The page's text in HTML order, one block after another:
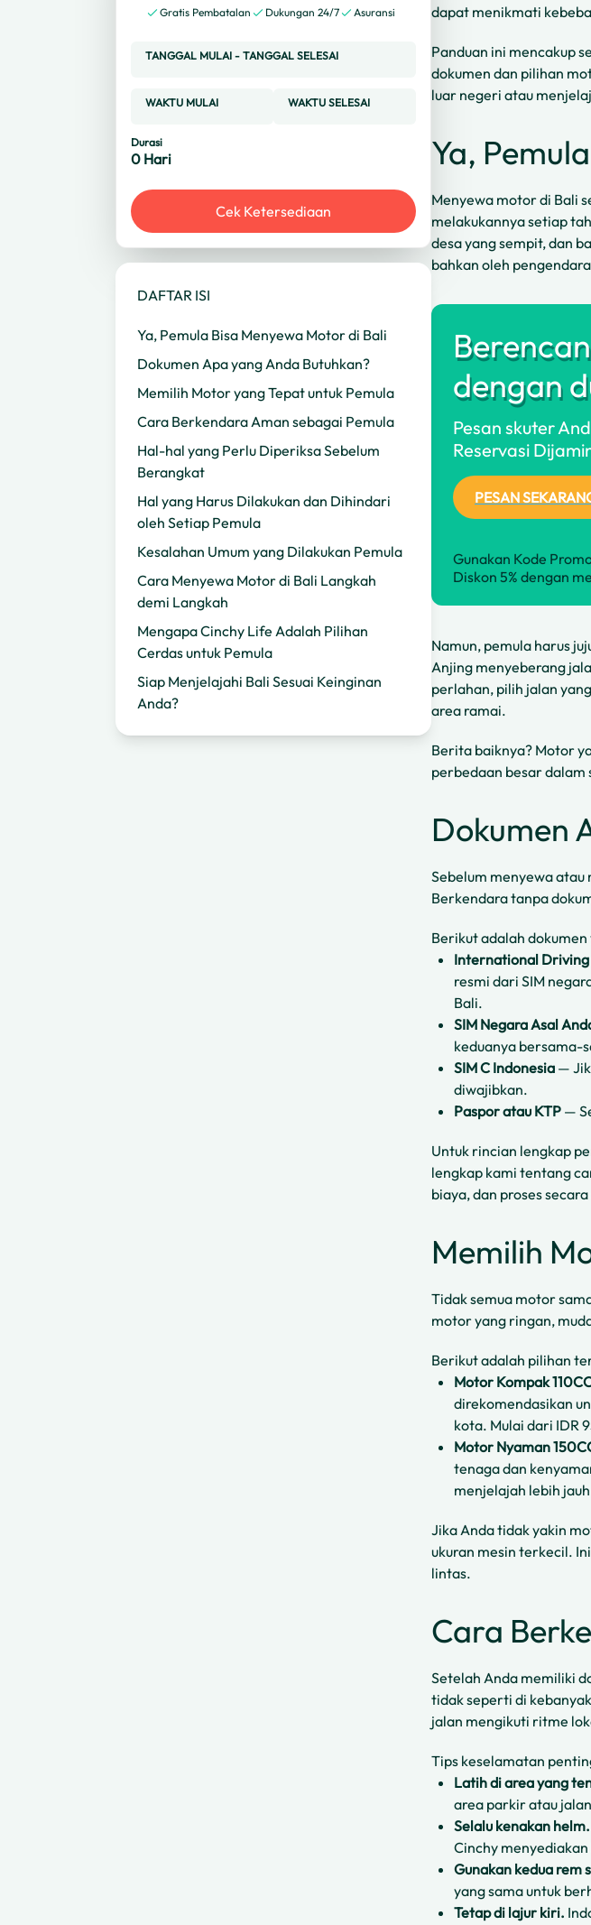
Gratis Pembatalan Dukungan 24/7 Asuransi
TANGGAL MULAI - TANGGAL SELESAI
WAKTU MULAI WAKTU SELESAI
Durasi
0 Hari
Cek Ketersediaan
DAFTAR ISI
Ya, Pemula Bisa Menyewa Motor di Bali
Dokumen Apa yang Anda Butuhkan?
Memilih Motor yang Tepat untuk Pemula
Cara Berkendara Aman sebagai Pemula
Hal-hal yang Perlu Diperiksa Sebelum
Berangkat
Hal yang Harus Dilakukan dan Dihindari
oleh Setiap Pemula
Kesalahan Umum yang Dilakukan Pemula
Cara Menyewa Motor di Bali Langkah
demi Langkah
Mengapa Cinchy Life Adalah Pilihan
Cerdas untuk Pemula
Siap Menjelajahi Bali Sesuai Keinginan
Anda?
dapat menikmati
Panduan ini mencakup
dokumen dan pilihan
luar negeri atau
Ya,
Menyewa motor di Bali
melakukannya setiap
desa yang sempit, dan
bahkan oleh
dengan
Pesan skuter
Reservasi
PESAN
Gunakan Kode
Diskon 5% dengan
Namun, pemula harus
Anjing menyeberang
perlahan, pilih jalan
area ramai.
Berita baiknya? Motor
perbedaan besar
Dokumen
Sebelum menyewa
Berkendara tanpa
Berikut adalah
International
resmi dari SIM
Bali.
SIM Negara Asal
keduanya bersama-
SIM C Indonesia —
diwajibkan.
Paspor atau KTP —
Untuk rincian lengkap
lengkap kami tentang
biaya, dan proses
Memilih
Tidak semua motor
motor yang ringan,
Berikut adalah pilihan
Motor Kompak
direkomendasikan
kota. Mulai dari IDR
Motor Nyaman
tenaga dan
menjelajah lebih
Jika Anda tidak yakin
ukuran mesin terkecil.
lintas.
Cara
Setelah Anda memiliki
tidak seperti di
jalan mengikuti ritme
Tips keselamatan
Latih di area yang
area parkir atau
Selalu kenakan helm.
Cinchy
Gunakan kedua rem
yang sama untuk
Tetap di lajur kiri.